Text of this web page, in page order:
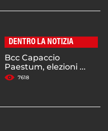
DENTRO LA NOTIZIA
Bcc Capaccio
Paestum, elezioni ...
7618